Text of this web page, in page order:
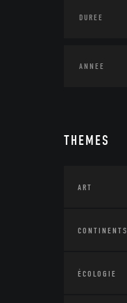
THEMES
ART
CONTINENTS
ÉCOLOGIE